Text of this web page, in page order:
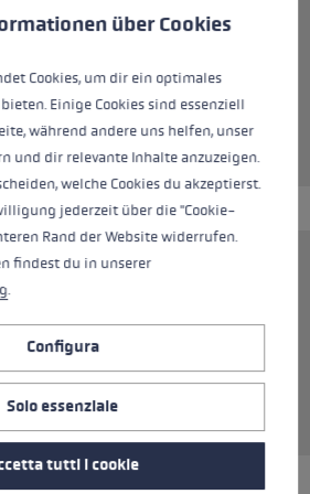
100% cotone è l’alleato
quotidiano. Il materiale
piacevole sensazione di
pelle e garantisce un comfort
da sola che abbinata a
camicia o una giacca.
über Cookies
Cookies, um dir ein optimales
Einige Cookies sind essenziell
während andere uns helfen, unser
und dir relevante Inhalte anzuzeigen.
welche Cookies du akzeptierst.
jederzeit über die "Cookie-
Rand der Website widerrufen.
findest du in unserer
.
Configura
Solo essenziale
tutti i cookie